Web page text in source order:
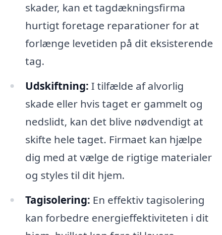
skader, kan et tagdækningsfirma
hurtigt foretage reparationer for at
forlænge levetiden på dit eksisterende
tag.
Udskiftning: I tilfælde af alvorlig
skade eller hvis taget er gammelt og
nedslidt, kan det blive nødvendigt at
skifte hele taget. Firmaet kan hjælpe
dig med at vælge de rigtige materialer
og styles til dit hjem.
Tagisolering: En effektiv tagisolering
kan forbedre energieffektiviteten i dit